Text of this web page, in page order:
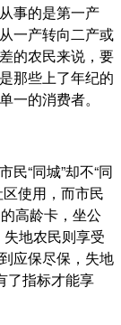
事的是第一产
一产转向二产或
的农民来说，要
那些上了年纪的
一的消费者。
“同城”却不“同
使用，而市民
高龄卡，坐公
地农民则享受
应保尽保，失地
了指标才能享